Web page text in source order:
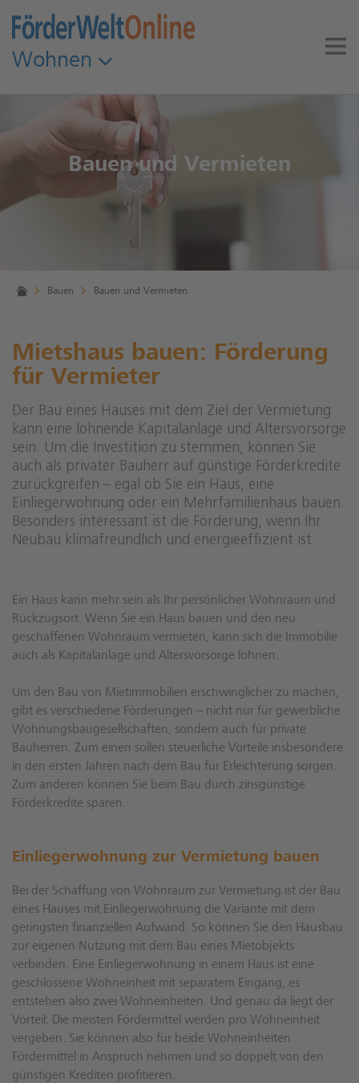
Wohnen
Bauen und Vermieten
Bauen Bauen und Vermieten
Mietshaus bauen: Förderung
für Vermieter
Der Bau eines Hauses mit dem Ziel der Vermietung
kann eine lohnende Kapitalanlage und Altersvorsorge
sein. Um die Investition zu stemmen, können Sie
auch als privater Bauherr auf günstige Förderkredite
zurückgreifen – egal ob Sie ein Haus, eine
Einliegerwohnung oder ein Mehrfamilienhaus bauen.
Besonders interessant ist die Förderung, wenn Ihr
Neubau klimafreundlich und energieeffizient ist.
Ein Haus kann mehr sein als Ihr persönlicher Wohnraum und
Rückzugsort. Wenn Sie ein Haus bauen und den neu
geschaffenen Wohnraum vermieten, kann sich die Immobilie
auch als Kapitalanlage und Altersvorsorge lohnen.
Um den Bau von Mietimmobilien erschwinglicher zu machen,
gibt es verschiedene Förderungen – nicht nur für gewerbliche
Wohnungsbaugesellschaften, sondern auch für private
Bauherren. Zum einen sollen steuerliche Vorteile insbesondere
in den ersten Jahren nach dem Bau für Erleichterung sorgen.
Zum anderen können Sie beim Bau durch zinsgünstige
Förderkredite sparen.
Einliegerwohnung zur Vermietung bauen
Bei der Schaffung von Wohnraum zur Vermietung ist der Bau
eines Hauses mit Einliegerwohnung die Variante mit dem
geringsten finanziellen Aufwand. So können Sie den Hausbau
zur eigenen Nutzung mit dem Bau eines Mietobjekts
verbinden. Eine Einliegerwohnung in einem Haus ist eine
geschlossene Wohneinheit mit separatem Eingang, es
entstehen also zwei Wohneinheiten. Und genau da liegt der
Vorteil: Die meisten Fördermittel werden pro Wohneinheit
vergeben. Sie können also für beide Wohneinheiten
Fördermittel in Anspruch nehmen und so doppelt von den
günstigen Krediten profitieren.